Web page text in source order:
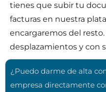
tienes que subir tu
facturas en nuestra
encargaremos del resto.
desplazamientos y con
¿Puedo darme de alta
empresa directamente